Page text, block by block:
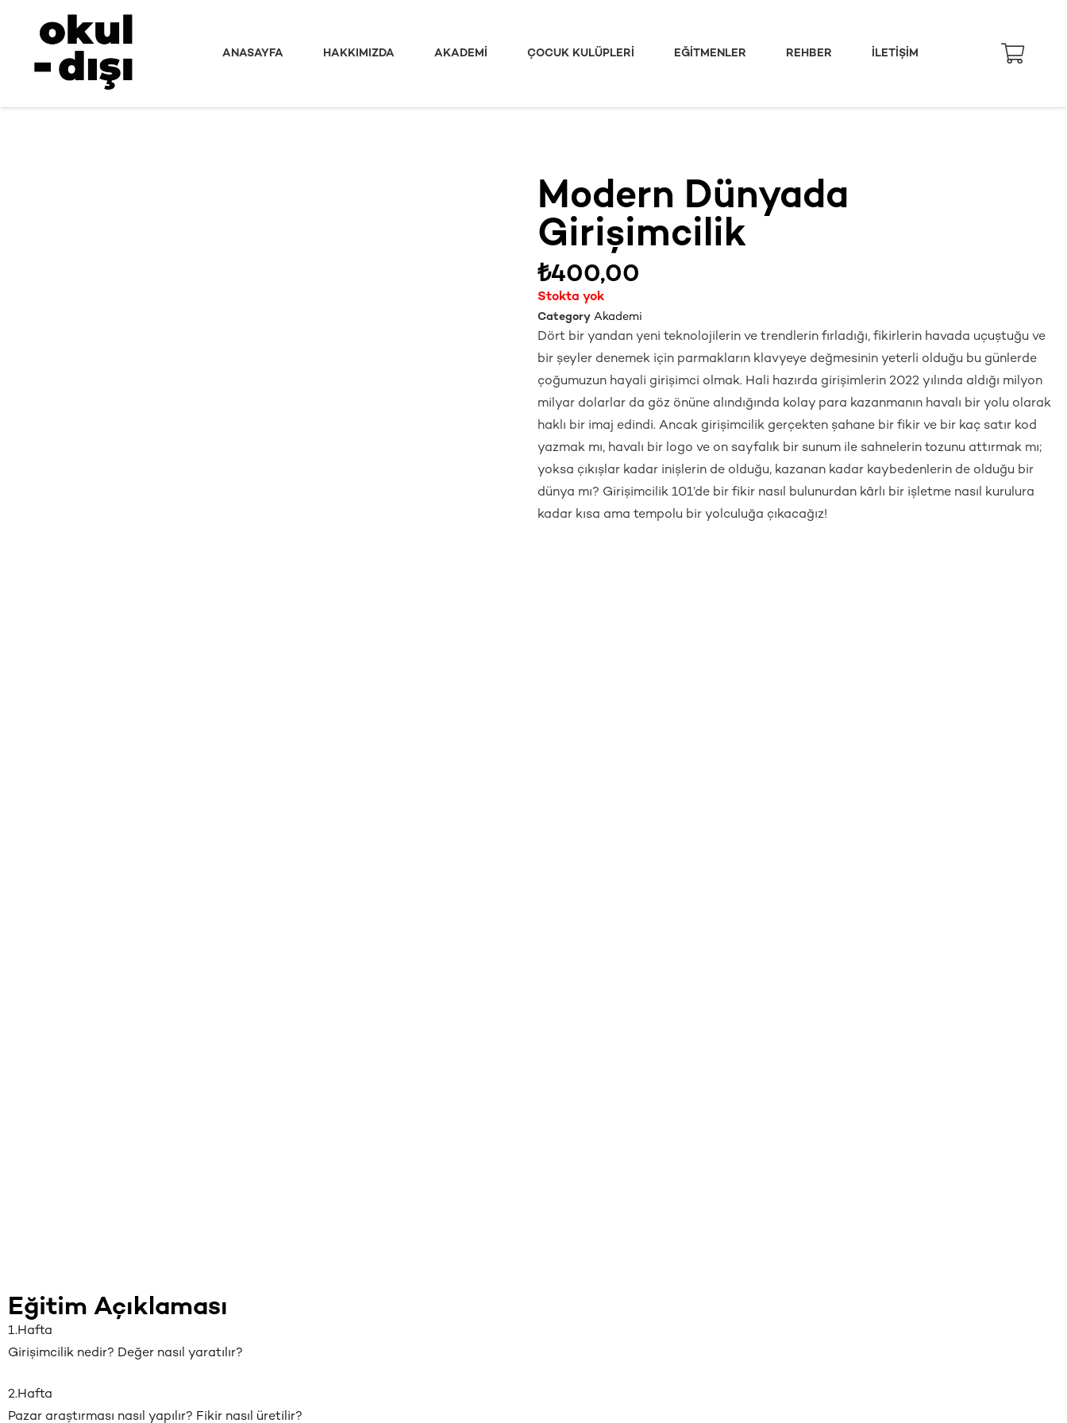
ANASAYFA HAKKIMIZDA AKADEMI ÇOCUK KULÜPLERI EĞITMENLER REHBER İLETIŞIM
Modern Dünyada
Girişimcilik
₺400,00
Stokta yok
Category Akademi
Dört bir yandan yeni teknolojilerin ve trendlerin fırladığı, fikirlerin havada uçuştuğu ve
bir şeyler denemek için parmakların klavyeye değmesinin yeterli olduğu bu günlerde
çoğumuzun hayali girişimci olmak. Hali hazırda girişimlerin 2022 yılında aldığı milyon
milyar dolarlar da göz önüne alındığında kolay para kazanmanın havalı bir yolu olarak
haklı bir imaj edindi. Ancak girişimcilik gerçekten şahane bir fikir ve bir kaç satır kod
yazmak mı, havalı bir logo ve on sayfalık bir sunum ile sahnelerin tozunu attırmak mı;
yoksa çıkışlar kadar inişlerin de olduğu, kazanan kadar kaybedenlerin de olduğu bir
dünya mı? Girişimcilik 101’de bir fikir nasıl bulunurdan kârlı bir işletme nasıl kurulura
kadar kısa ama tempolu bir yolculuğa çıkacağız!
Eğitim Açıklaması
1.Hafta
Girişimcilik nedir? Değer nasıl yaratılır?
2.Hafta
Pazar araştırması nasıl yapılır? Fikir nasıl üretilir?